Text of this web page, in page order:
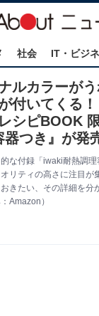
社会 IT・ビジ
ルカラーが
付いてくる
シピBOOK
つき』が発
な付録「iwaki耐熱調
リティの高さに注目が
きたい、その詳細を分
Amazon）